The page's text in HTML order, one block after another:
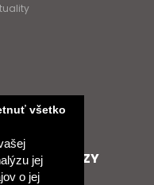
jej
o jej
všetko
ODKAZY